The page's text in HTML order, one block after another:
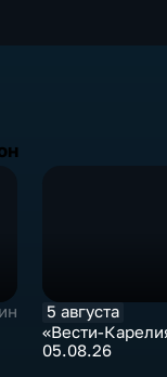
5 августа
«Вести-
05.08.26